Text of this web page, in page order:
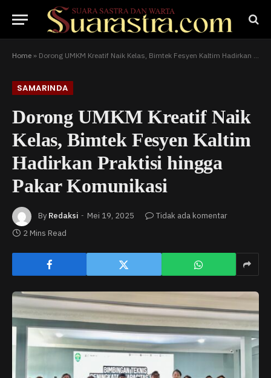
Home » Dorong UMKM Kreatif Naik Kelas, Bimtek Fesyen Kaltim Hadirkan Praktisi hingga Pakar Komunikasi
SAMARINDA
Dorong UMKM Kreatif Naik
Kelas, Bimtek Fesyen Kaltim
Hadirkan Praktisi hingga
Pakar Komunikasi
By Redaksi Mei 19, 2025
Tidak ada komentar
2 Mins Read